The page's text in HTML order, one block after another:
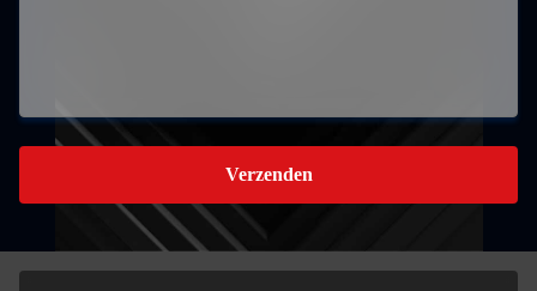
Verzenden